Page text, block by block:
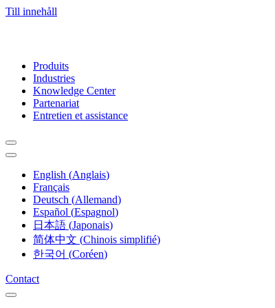
Till innehåll
Produits
Industries
Knowledge Center
Partenariat
Entretien et assistance
English (Anglais)
Français
Deutsch (Allemand)
Español (Espagnol)
日本語 (Japonais)
简体中文 (Chinois simplifié)
한국어 (Coréen)
Contact